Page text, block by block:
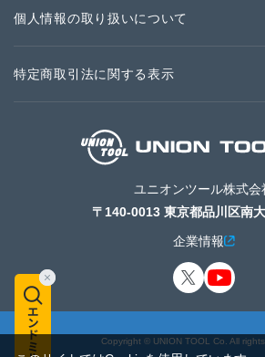
個人情報の取り扱いについて
特定商取引法に関する表示
ユニオンツール株式会
〒140-0013 東京都品川区南
企業情報
Copyright © UNION TOOL Co. All rights